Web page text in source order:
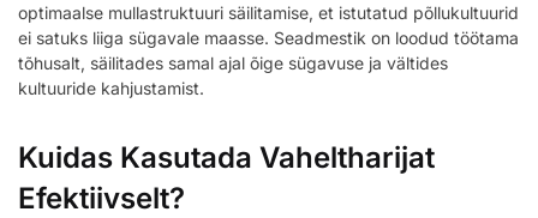
optimaalse mullastruktuuri säilitamise, et istutatud põllukultuurid
ei satuks liiga sügavale maasse. Seadmestik on loodud töötama
tõhusalt, säilitades samal ajal õige sügavuse ja vältides
kultuuride kahjustamist.
Kuidas Kasutada Vaheltharijat
Efektiivselt?